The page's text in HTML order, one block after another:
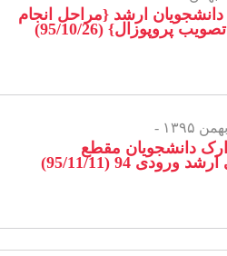
ارشد {مراحل انجام
پروپوزال} (95/10/26)
دانشجویان مقطع
94 (95/11/11)